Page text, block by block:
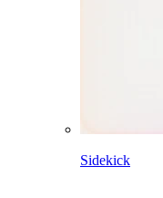
Sidekick